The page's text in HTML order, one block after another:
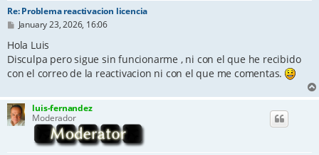
Re: Problema reactivacion licencia
P
s
t
January 23, 2026, 16:06
Hola Luis
Disculpa pero sigue sin funcionarme , ni con el que he recibido
con el correo de la reactivacion ni con el que me comentas.
luis-fernandez
Moderador